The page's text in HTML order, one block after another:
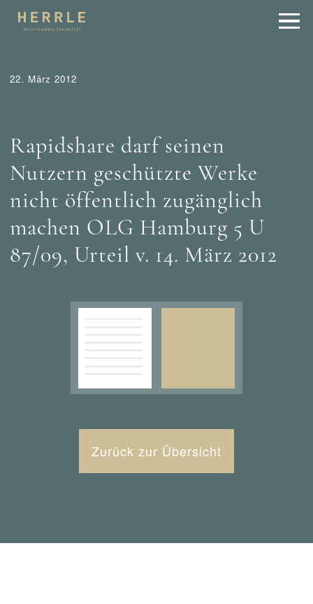
22. März 2012
Rapidshare darf seinen
Nutzern geschützte Werke
nicht öffentlich zugänglich
machen OLG Hamburg 5 U
87/09, Urteil v. 14. März 2012
Zurück zur Übersicht